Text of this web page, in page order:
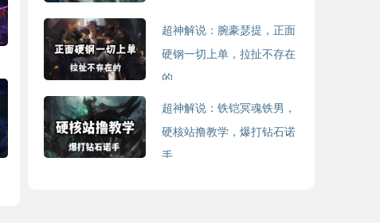
超神解说：腕豪瑟提，正面
硬钢一切上单，拉扯不存在
的
2023-08-10
超神解说：铁铠冥魂铁男，
硬核站撸教学，爆打钻石诺
手